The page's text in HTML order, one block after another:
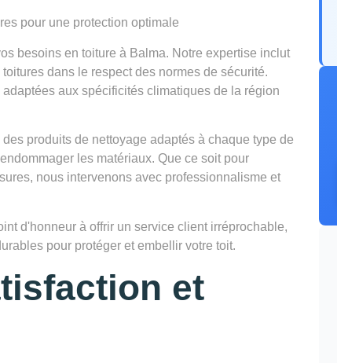
pour une protection optimale
besoins en toiture à Balma. Notre expertise inclut
dans le respect des normes de sécurité.
aux spécificités climatiques de la région
produits de nettoyage adaptés à chaque type de
les matériaux. Que ce soit pour
nous intervenons avec professionnalisme et
d'honneur à offrir un service client irréprochable,
pour protéger et embellir votre toit.
et